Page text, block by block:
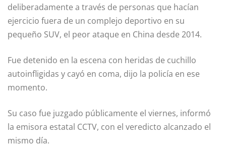
deliberadamente a través de personas que hacían
ejercicio fuera de un complejo deportivo en su
pequeño SUV, el peor ataque en China desde 2014.
Fue detenido en la escena con heridas de cuchillo
autoinfligidas y cayó en coma, dijo la policía en ese
momento.
Su caso fue juzgado públicamente el viernes, informó
la emisora estatal CCTV, con el veredicto alcanzado el
mismo día.